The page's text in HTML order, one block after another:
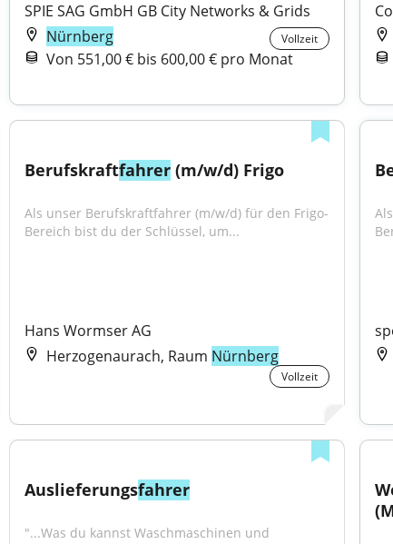
SPIE SAG GmbH GB City Networks & Grids
Nürnberg
Vollzeit
Von 551,00 € bis 600,00 € pro Monat
Berufskraftfahrer (m/w/d) Frigo
Als unser Berufskraftfahrer (m/w/d) für den Frigo-
Bereich bist du der Schlüssel, um...
Hans Wormser AG
Herzogenaurach, Raum Nürnberg
Vollzeit
Auslieferungsfahrer
"...Was du kannst Waschmaschinen und